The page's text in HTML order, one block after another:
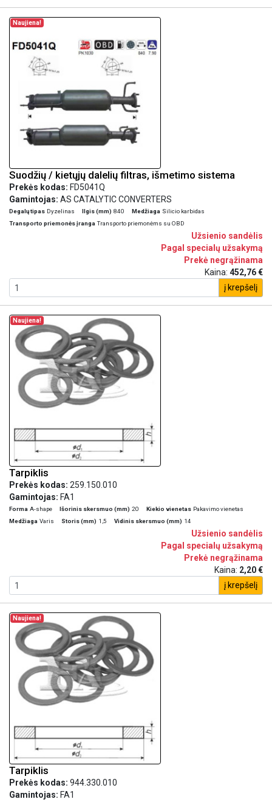
Naujiena!
Suodžių / kietųjų dalelių filtras, išmetimo sistema
Prekės kodas: FD5041Q
Gamintojas: AS CATALYTIC CONVERTERS
Degalų tipas Dyzelinas Ilgis (mm) 840 Medžiaga Silicio karbidas
Transporto priemonės įranga Transporto priemonėms su OBD
Užsienio sandėlis
Pagal specialų užsakymą
Prekė negrąžinama
Kaina: 452,76 €
į krepšelį
Naujiena!
Tarpiklis
Prekės kodas: 259.150.010
Gamintojas: FA1
Forma A-shape Išorinis skersmuo (mm) 20 Kiekio vienetas Pakavimo vienetas
Medžiaga Varis Storis (mm) 1,5 Vidinis skersmuo (mm) 14
Užsienio sandėlis
Pagal specialų užsakymą
Prekė negrąžinama
Kaina: 2,20 €
į krepšelį
Naujiena!
Tarpiklis
Prekės kodas: 944.330.010
Gamintojas: FA1